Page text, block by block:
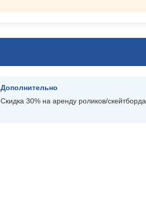
Дополнительно
Скидка 30% на аренду роликов/скейтборда